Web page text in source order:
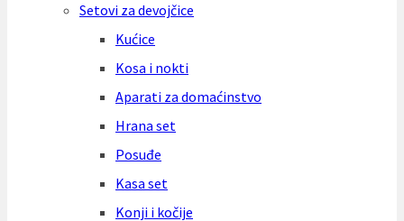
Setovi za devojčice
Kućice
Kosa i nokti
Aparati za domaćinstvo
Hrana set
Posuđe
Kasa set
Konji i kočije